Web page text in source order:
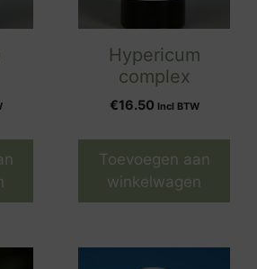
Hypericum
complex
€16.50 Incl BTW
Toevoegen aan
winkelwagen